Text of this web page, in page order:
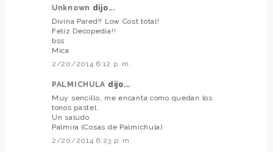
Unknown dijo...
Divina Pared!! Low Cost total!
Feliz Decopedia!!
bss
Mica
2/20/2014 6:12 p. m.
PALMICHULA dijo...
Muy sencillo, me encanta como quedan los
tonos pastel.
Un saludo
Palmira (Cosas de Palmichula)
2/20/2014 6:23 p. m.